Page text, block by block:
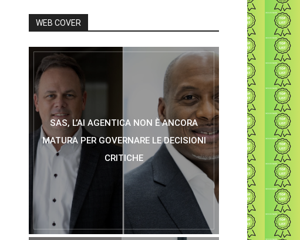
WEB COVER
SAS, L’AI AGENTICA NON È ANCORA
MATURA PER GOVERNARE LE DECISIONI
CRITICHE